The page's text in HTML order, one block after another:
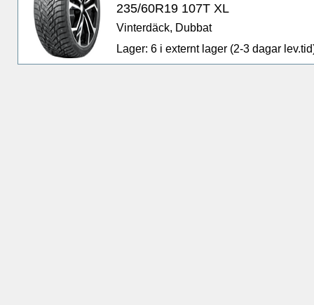
235/60R19 107T XL
Vinterdäck, Dubbat
Lager: 6 i externt lager (2-3 dagar